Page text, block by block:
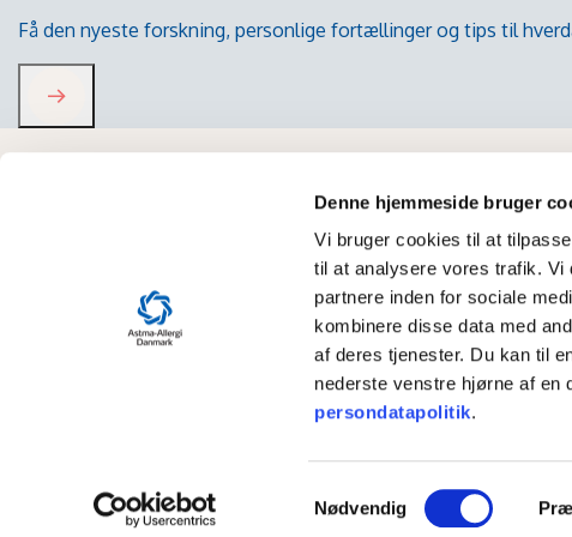
Denne hjemmeside bruger
Vi bruger cookies til at
til at analysere vores trafik. Vi
partnere inden for sociale
kombinere disse data med
af deres tjenester. Du kan til
nederste venstre hjørne af en
persondatapolitik.
a
Nødvendig
Få den nyeste forskning, personlige fortællinger og tips til
Universitetsparken